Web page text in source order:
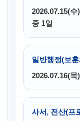
2026.07.15(
중 1일
일반행정(보
2026.07.16(목)
사서, 전산(프